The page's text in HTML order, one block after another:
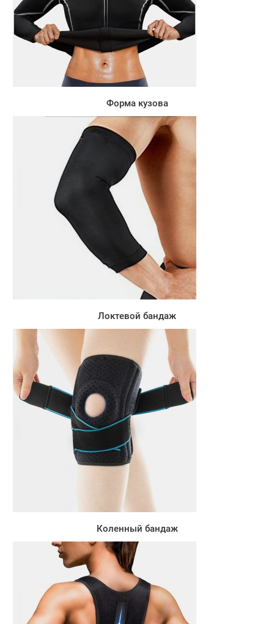
Форма кузова
Локтевой бандаж
Коленный бандаж